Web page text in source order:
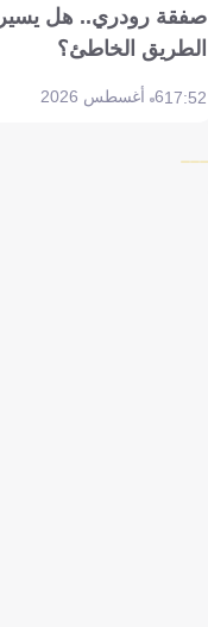
صفقة رودري.. هل
الطريق الخاطئ؟
17:526 أغسطس 2026